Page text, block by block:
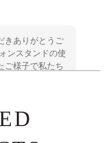
きありがとうご
ンスタンドの使
ご様子で私たち